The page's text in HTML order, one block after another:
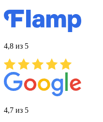
4,8 из 5
4,7 из 5